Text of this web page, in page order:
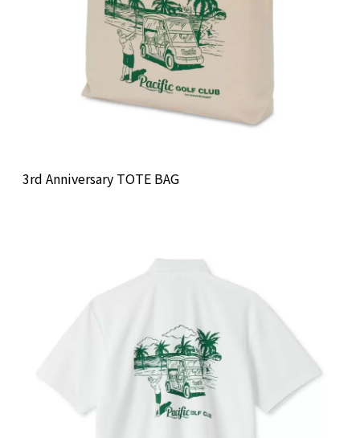
3rd Anniversary TOTE BAG